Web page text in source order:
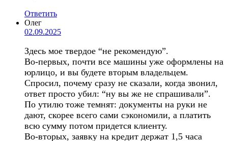
Ответить
Олег
02.09.2025
Здесь мое твердое “не рекомендую”.
Во-первых, почти все машины уже оформлены на
юрлицо, и вы будете вторым владельцем.
Спросил, почему сразу не сказали, когда звонил,
ответ просто убил: “ну вы же не спрашивали”.
По утилю тоже темнят: документы на руки не
дают, скорее всего сами сэкономили, а платить
всю сумму потом придется клиенту.
Во-вторых, заявку на кредит держат 1,5 часа